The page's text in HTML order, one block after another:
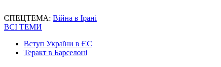
СПЕЦТЕМА: Війна в Ірані
ВСІ ТЕМИ
Вступ України в ЄС
Теракт в Барселоні